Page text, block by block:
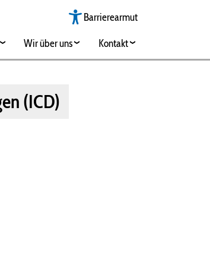
Barrierearmut
Wir über uns Kontakt
(ICD)